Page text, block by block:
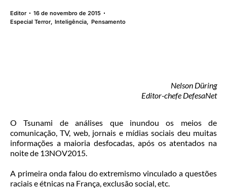
Editor
16 de novembro de 2015
Especial Terror,Inteligência, Pensamento
Nelson Düring
Editor-chefe DefesaNet
O Tsunami de análises que inundou os meios de
comunicação, TV, web, jornais e mídias sociais deu muitas
informações a maioria desfocadas, após os atentados na
noite de 13NOV2015.
A primeira onda falou do extremismo vinculado a questões
raciais e étnicas na França, exclusão social, etc.